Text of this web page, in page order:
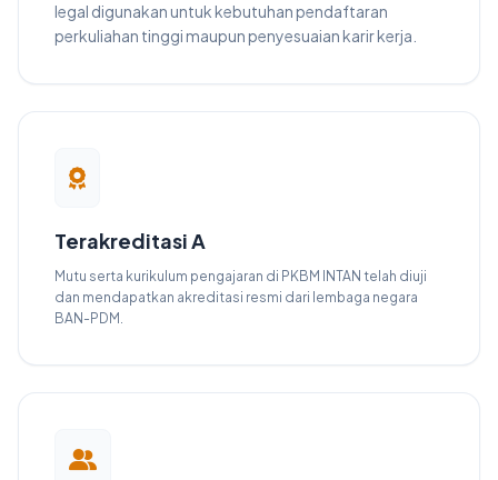
legal digunakan untuk kebutuhan pendaftaran
perkuliahan tinggi maupun penyesuaian karir kerja.
Terakreditasi A
Mutu serta kurikulum pengajaran di PKBM INTAN telah diuji
dan mendapatkan akreditasi resmi dari lembaga negara
BAN-PDM.